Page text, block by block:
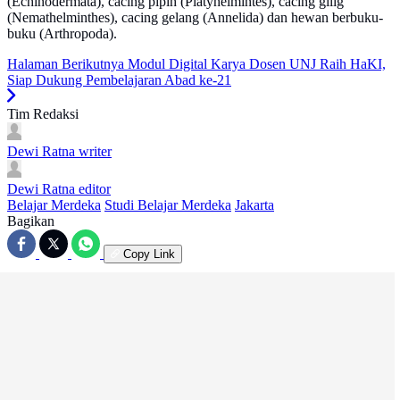
(Nemathelminthes), cacing gelang (Annelida) dan hewan berbuku-
buku (Arthropoda).
Halaman Berikutnya Modul Digital Karya Dosen UNJ Raih HaKI,
Siap Dukung Pembelajaran Abad ke-21
Tim Redaksi
Dewi Ratna writer
Dewi Ratna editor
Belajar Merdeka Studi Belajar Merdeka Jakarta
Bagikan
Copy Link